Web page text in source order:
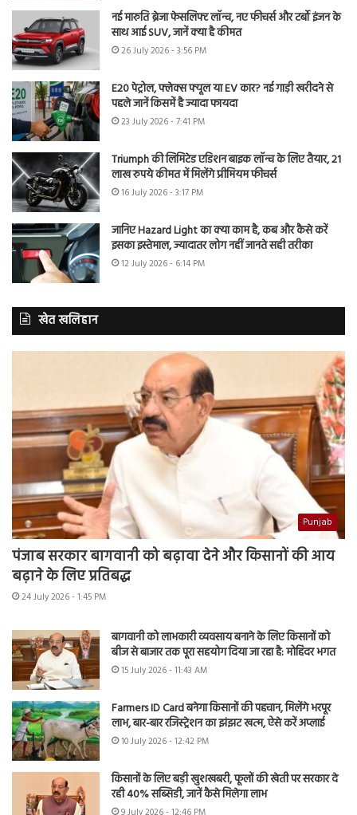
नई मारुति ब्रेजा फेसलिफ्ट लॉन्च, नए फीचर्स और टर्बो इंजन के
साथ आई SUV, जानें क्या है कीमत
26 July 2026 - 3:56 PM
E20 पेट्रोल, फ्लेक्स फ्यूल या EV कार? नई गाड़ी खरीदने से
पहले जानें किसमें है ज्यादा फायदा
23 July 2026 - 7:41 PM
Triumph की लिमिटेड एडिशन बाइक लॉन्च के लिए तैयार, 21
लाख रुपये कीमत में मिलेंगे प्रीमियम फीचर्स
16 July 2026 - 3:17 PM
जानिए Hazard Light का क्या काम है, कब और कैसे करें
इसका इस्तेमाल, ज्यादातर लोग नहीं जानते सही तरीका
12 July 2026 - 6:14 PM
खेत खलिहान
Punjab
पंजाब सरकार बागवानी को बढ़ावा देने और किसानों की आय
बढ़ाने के लिए प्रतिबद्ध
24 July 2026 - 1:45 PM
बागवानी को लाभकारी व्यवसाय बनाने के लिए किसानों को
बीज से बाजार तक पूरा सहयोग दिया जा रहा है: मोहिंदर भगत
15 July 2026 - 11:43 AM
Farmers ID Card बनेगा किसानों की पहचान, मिलेंगे भरपूर
लाभ, बार-बार रजिस्ट्रेशन का झंझट खत्म, ऐसे करें अप्लाई
10 July 2026 - 12:42 PM
किसानों के लिए बड़ी खुशखबरी, फूलों की खेती पर सरकार दे
रही 40% सब्सिडी, जानें कैसे मिलेगा लाभ